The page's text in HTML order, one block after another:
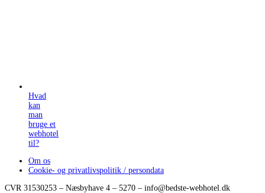
Hvad
kan
man
bruge et
webhotel
til?
Om os
Cookie- og privatlivspolitik / persondata
CVR 31530253 – Næsbyhave 4 – 5270 – info@bedste-webhotel.dk